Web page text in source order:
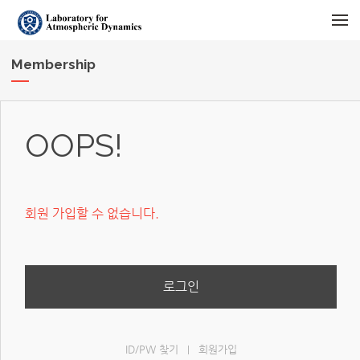
Membership
OOPS!
회원 가입할 수 없습니다.
로그인
ID/PW 찾기 회원가입